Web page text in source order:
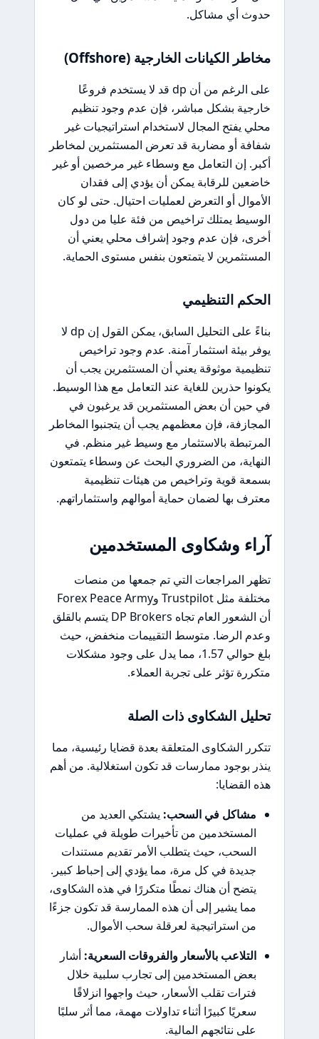
حدوث أي مشاكل.
مخاطر الكيانات الخارجية (Offshore)
على الرغم من أن dp قد لا يستخدم فروعًا
خارجية بشكل مباشر، فإن عدم وجود تنظيم
محلي يفتح المجال لاستخدام استراتيجيات غير
شفافة أو مضاربة قد تعرض المستثمرين لمخاطر
أكبر. إن التعامل مع وسطاء غير مرخصين أو غير
خاضعين للرقابة يمكن أن يؤدي إلى فقدان
الأموال أو التعرض لعمليات احتيال. حتى لو كان
الوسيط يمتلك تراخيص من فئة عليا من دول
أخرى، فإن عدم وجود إشراف محلي يعني أن
المستثمرين لا يتمتعون بنفس مستوى الحماية.
الحكم التنظيمي
بناءً على التحليل السابق، يمكن القول إن dp لا
يوفر بيئة استثمار آمنة. عدم وجود تراخيص
تنظيمية موثوقة يعني أن المستثمرين يجب أن
يكونوا حذرين للغاية عند التعامل مع هذا الوسيط.
في حين أن بعض المستثمرين قد يرغبون في
المجازفة، فإن معظمهم يجب أن يتجنبوا المخاطر
المرتبطة بالاستثمار مع وسيط غير منظم. في
النهاية، من الضروري البحث عن وسطاء يتمتعون
بسمعة قوية وتراخيص من هيئات تنظيمية
معترف بها لضمان حماية أموالهم واستثماراتهم.
آراء وشكاوى المستخدمين
تظهر المراجعات التي تم جمعها من منصات
مختلفة مثل Trustpilot وForex Peace Army
أن الشعور العام تجاه DP Brokers يتسم بالقلق
وعدم الرضا. متوسط التقييمات منخفض، حيث
بلغ حوالي 1.57، مما يدل على وجود مشكلات
متكررة تؤثر على تجربة العملاء.
تحليل الشكاوى ذات الصلة
تتكرر الشكاوى المتعلقة بعدة قضايا رئيسية، مما
ينذر بوجود ممارسات قد تكون استغلالية. من أهم
هذه القضايا:
مشاكل في السحب: يشتكي العديد من
المستخدمين من تأخيرات طويلة في عمليات
السحب، حيث يتطلب الأمر تقديم مستندات
جديدة في كل مرة، مما يؤدي إلى إحباط كبير.
يتضح أن هناك نمطًا متكررًا في هذه الشكاوى،
مما يشير إلى أن هذه الممارسة قد تكون جزءًا
من استراتيجية لعرقلة سحب الأموال.
التلاعب بالأسعار والفروقات السعرية: أشار
بعض المستخدمين إلى تجارب سلبية خلال
فترات تقلب الأسعار، حيث واجهوا انزلاقًا
سعريًا كبيرًا أثناء تداولات مهمة، مما أثر سلبًا
على نتائجهم المالية.